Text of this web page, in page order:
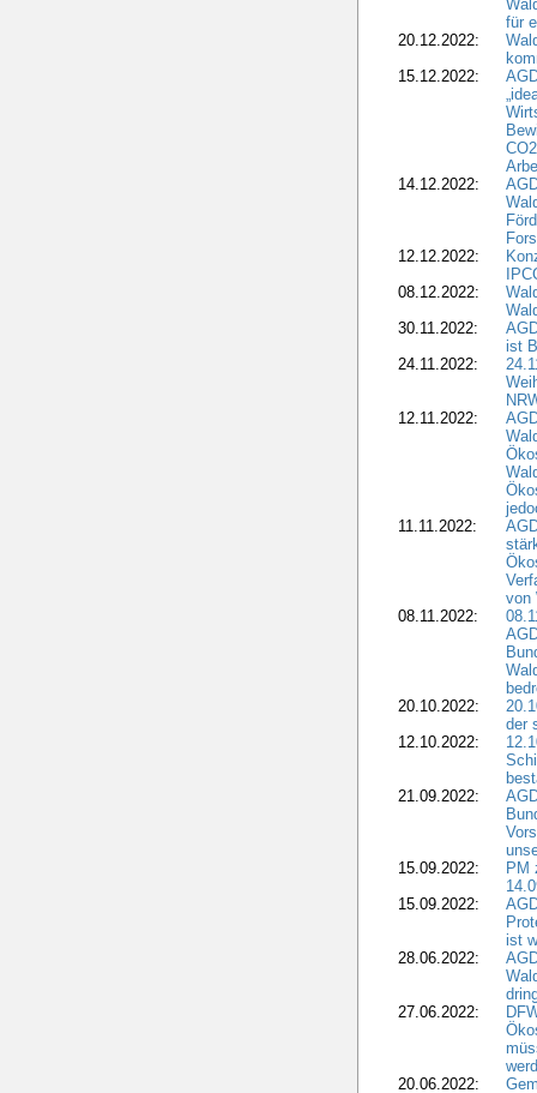
für
20.12.2022:
15.12.2022:
14.12.2022:
12.12.2022:
08.12.2022:
30.11.2022:
ist
24.11.2022:
12.11.2022:
11.11.2022:
von
08.11.2022:
20.10.2022:
der
12.10.2022:
21.09.2022:
15.09.2022:
PM
15.09.2022:
ist
28.06.2022:
27.06.2022:
20.06.2022: